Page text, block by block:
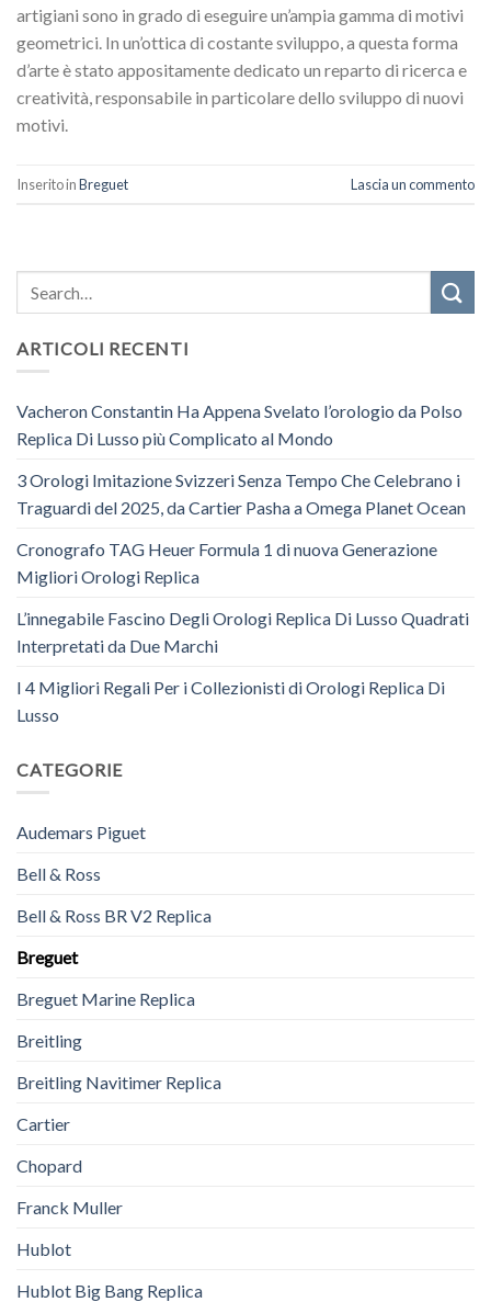
artigiani sono in grado di eseguire un’ampia gamma di motivi
geometrici. In un’ottica di costante sviluppo, a questa forma
d’arte è stato appositamente dedicato un reparto di ricerca e
creatività, responsabile in particolare dello sviluppo di nuovi
motivi.
Inserito inBreguet Lascia un commento
ARTICOLI RECENTI
Vacheron Constantin Ha Appena Svelato l’orologio da Polso
Replica Di Lusso più Complicato al Mondo
3 Orologi Imitazione Svizzeri Senza Tempo Che Celebrano i
Traguardi del 2025, da Cartier Pasha a Omega Planet Ocean
Cronografo TAG Heuer Formula 1 di nuova Generazione
Migliori Orologi Replica
L’innegabile Fascino Degli Orologi Replica Di Lusso Quadrati
Interpretati da Due Marchi
I 4 Migliori Regali Per i Collezionisti di Orologi Replica Di
Lusso
CATEGORIE
Audemars Piguet
Bell & Ross
Bell & Ross BR V2 Replica
Breguet
Breguet Marine Replica
Breitling
Breitling Navitimer Replica
Cartier
Chopard
Franck Muller
Hublot
Hublot Big Bang Replica